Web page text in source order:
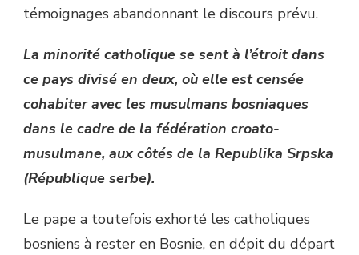
témoignages abandonnant le discours prévu.
La minorité catholique se sent à l’étroit dans
ce pays divisé en deux, où elle est censée
cohabiter avec les musulmans bosniaques
dans le cadre de la fédération croato-
musulmane, aux côtés de la Republika Srpska
(République serbe).
Le pape a toutefois exhorté les catholiques
bosniens à rester en Bosnie, en dépit du départ